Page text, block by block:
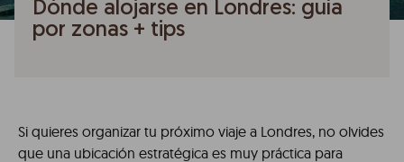
Dónde alojarse en Londres: guía
por zonas + tips
Si quieres organizar tu próximo viaje a Londres, no olvides
que una ubicación estratégica es muy práctica para